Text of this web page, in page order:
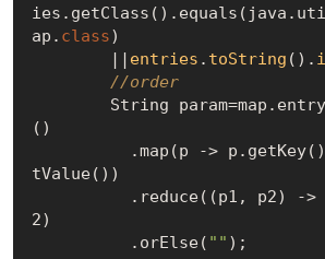
ap . class)
        ||
entries . toString ().
//order
()
.map(p ->
tValue())
.reduce((p1, p2)
2)
          .orElse(
"" );